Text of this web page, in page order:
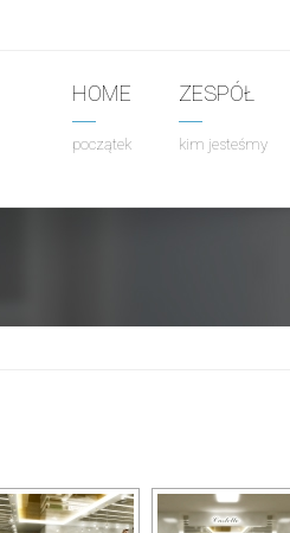
HOME
początek
ZESPÓŁ
kim jesteśmy